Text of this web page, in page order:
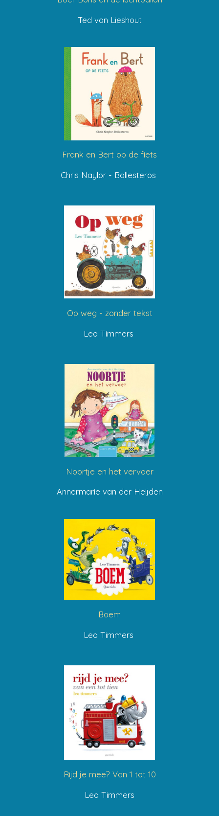
Ted van Lieshout
Frank en Bert op de fiets
Chris Naylor - Ballesteros
Op weg - zonder tekst
Leo Timmers
Noortje en het vervoer
Annermarie van der Heijden
Boem
Leo Timmers
Rijd je mee? Van 1 tot 10
Leo Timmers